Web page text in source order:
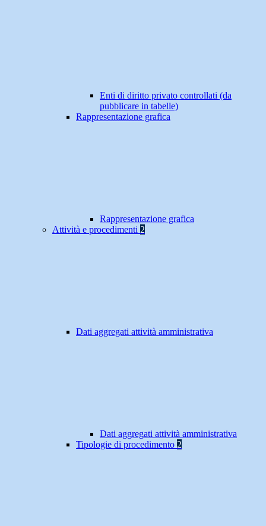
Enti di diritto privato controllati (da
pubblicare in tabelle)
Rappresentazione grafica
Rappresentazione grafica
Attività e procedimenti 2
Dati aggregati attività amministrativa
Dati aggregati attività amministrativa
Tipologie di procedimento 2